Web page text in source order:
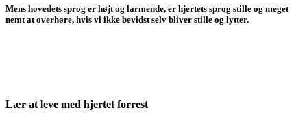
Mens hovedets sprog er højt og larmende, er hjertets sprog stille og meget
nemt at overhøre, hvis vi ikke bevidst selv bliver stille og lytter.
Lær at leve med hjertet forrest